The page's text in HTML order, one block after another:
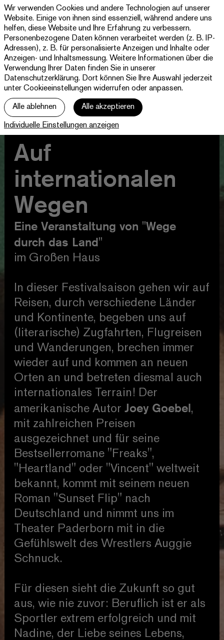
Theater
Paderborn
Westfälische
Kammerspiele
Programm & Tickets
Abos
jott
Ihr Besuch
Haus
Auf
internationalen
Wegen
Eine Veranstaltung von "Wege
durch das Land"
im Großen Haus
In dieser Festivalsaison gehen wir auf
Reisen, durch verschiedene Länder
und Kontinente, begeben uns auf
(literarische) Zugfahrten, Flugreisen
und Wanderungen, brechen immer
wieder auf und kommen an neuen
Orten an und betreten diesmal auch
internationales Terrain! Der
amerikanische AutorJoey Goebel,
mit zahlreichen Preisen
ausgezeichnet und für seine
Bestsellerromane "Freaks",
"Heartland" oder "Vincent" weltweit
bekannt, kommt mit seinem neuen
Roman "Sunset Flip" nach
Deutschland und nimmt uns im
Theater Paderborn mit in die
Gefühlswelt des Wrestlers Auggie
Schnuck.
Für diesen sieht die Zukunft so gut
aus, wie nie zuvor: Beruflich ist er als
Sportler extrem erfolgreich und mit
Nadine, der Liebe seines Lebens,
Wir verwenden Cookies und andere Technologien auf unserer
Website. Einige von ihnen sind essenziell, während andere uns
helfen, diese Website und Ihre Erfahrung zu verbessern.
Personenbezogene Daten können verarbeitet werden (z. B. IP-
Adressen), z. B. für personalisierte Anzeigen und Inhalte oder
Anzeigen- und Inhaltsmessung. Weitere Informationen über die
Verwendung Ihrer Daten finden Sie in unserer
Datenschutzerklärung. Dort können Sie Ihre Auswahl jederzeit
unter Cookieeinstellungen widerrufen oder anpassen.
Alle ablehnen Alle akzeptieren
Individuelle Einstellungen anzeigen